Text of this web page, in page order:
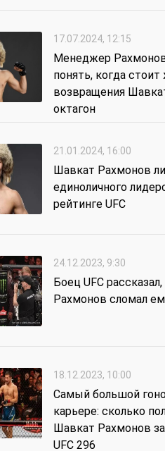
17.07.2024, 12:15
Менеджер
понять, когда
возвращения
октагон
21.01.2024, 16:00
Шавкат Рахмонов
единоличного
рейтинге UFC
24.12.2023, 9:30
Боец UFC
Рахмонов сломал
18.12.2023, 10:00
Самый большой
карьере: сколько
Шавкат Рахмонов
UFC 296